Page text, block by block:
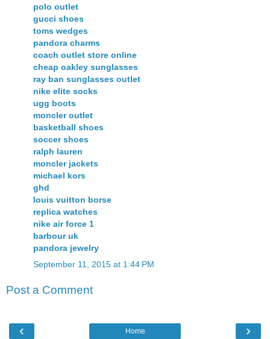
polo outlet
gucci shoes
toms wedges
pandora charms
coach outlet store online
cheap oakley sunglasses
ray ban sunglasses outlet
nike elite socks
ugg boots
moncler outlet
basketball shoes
soccer shoes
ralph lauren
moncler jackets
michael kors
ghd
louis vuitton borse
replica watches
nike air force 1
barbour uk
pandora jewelry
September 11, 2015 at 1:44 PM
Post a Comment
‹ ›
Home